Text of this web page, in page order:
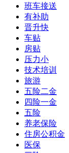
班车接送
有补助
晋升快
车贴
房贴
压力小
技术培训
旅游
五险二金
四险一金
五险
养老保险
住房公积金
医保